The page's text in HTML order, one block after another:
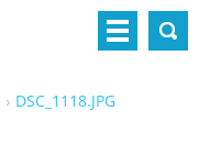
DSC_1118.JPG